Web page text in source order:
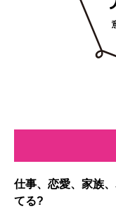
仕事、恋愛、家族
てる?